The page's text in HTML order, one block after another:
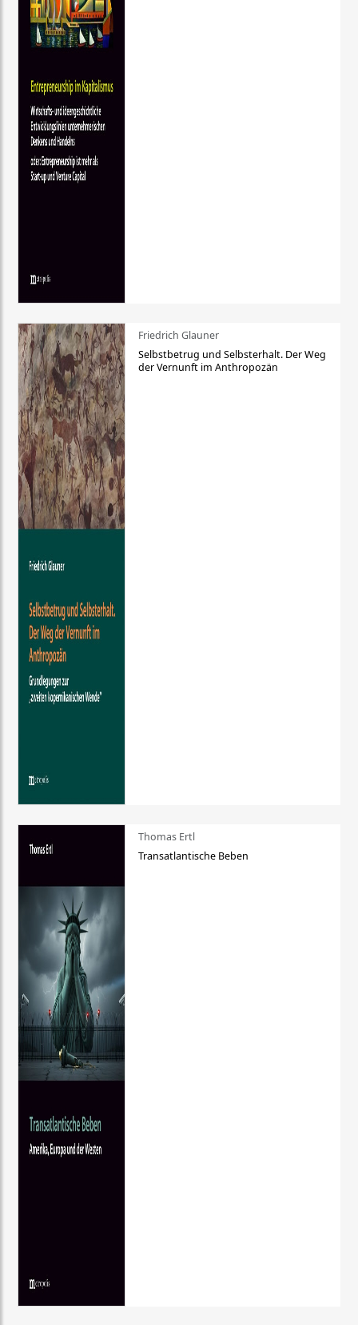
Friedrich Glauner
Selbstbetrug und Selbsterhalt. Der Weg
der Vernunft im Anthropozän
Thomas Ertl
Transatlantische Beben